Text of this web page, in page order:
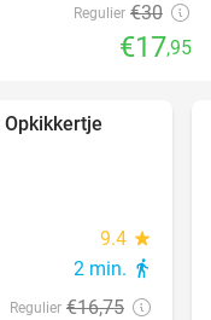
Regulier €30
€17,95
9.4 star
2 min. directions_walk
Regulier €16,75